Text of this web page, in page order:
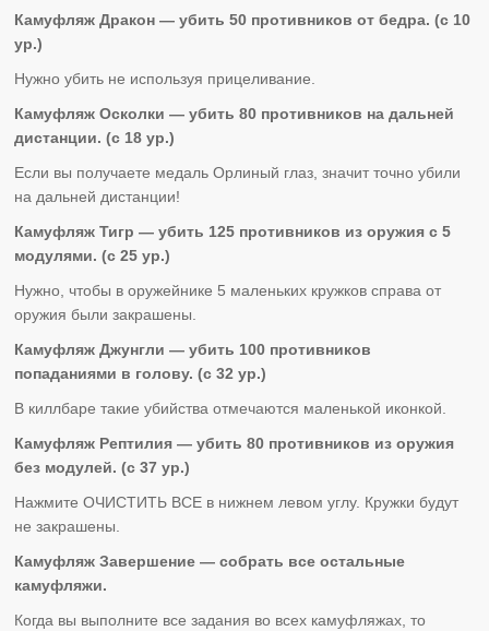
Камуфляж Дракон — убить 50 противников от бедра. (с 10
ур.)
Нужно убить не используя прицеливание.
Камуфляж Осколки — убить 80 противников на дальней
дистанции. (с 18 ур.)
Если вы получаете медаль Орлиный глаз, значит точно убили
на дальней дистанции!
Камуфляж Тигр — убить 125 противников из оружия с 5
модулями. (с 25 ур.)
Нужно, чтобы в оружейнике 5 маленьких кружков справа от
оружия были закрашены.
Камуфляж Джунгли — убить 100 противников
попаданиями в голову. (с 32 ур.)
В киллбаре такие убийства отмечаются маленькой иконкой.
Камуфляж Рептилия — убить 80 противников из оружия
без модулей. (с 37 ур.)
Нажмите ОЧИСТИТЬ ВСЕ в нижнем левом углу. Кружки будут
не закрашены.
Камуфляж Завершение — собрать все остальные
камуфляжи.
Когда вы выполните все задания во всех камуфляжах, то